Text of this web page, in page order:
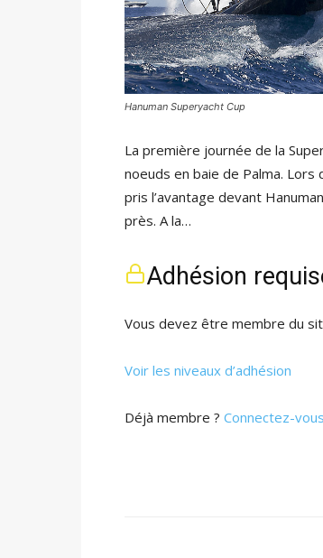
Hanuman Superyacht Cup
La première journée de la
noeuds en baie de Palma. Lors
pris l’avantage devant
près. A la…
Adhésion
Vous devez être membre du
Voir les niveaux d’adhésion
Déjà membre ? Connectez-